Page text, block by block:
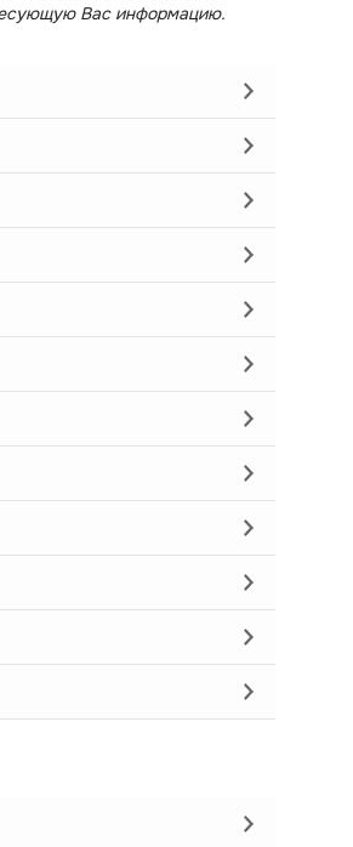
Вас информацию.